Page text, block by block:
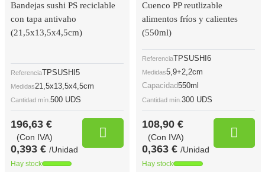
Bandejas sushi PS reciclable
con tapa antivaho
(21,5x13,5x4,5cm)
ReferenciaTPSUSHI5
Medidas21,5x13,5x4,5cm
Cantidad mín. 500 UDS
196,63 €
(Con IVA)
0,393 € /Unidad
Hay stock
Cuenco PP reutlizable
alimentos fríos y calientes
(550ml)
ReferenciaTPSUSHI6
Medidas5,9+2,2cm
Capacidad550ml
Cantidad mín. 300 UDS
108,90 €
(Con IVA)
0,363 € /Unidad
Hay stock